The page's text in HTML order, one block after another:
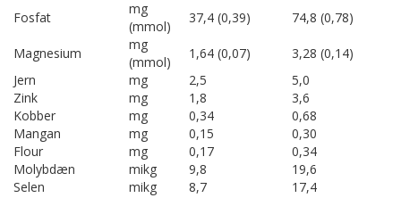
Fosfat
mg
(mmol)
37,4 (0,39) 74,8 (0,78)
Magnesium
mg
(mmol)
1,64 (0,07)
3,28 (0,14)
Jern
mg 2,5
5,0
Zink
mg 1,8
3,6
Kobber
mg 0,34
0,68
Mangan
mg 0,15
0,30
Flour
mg 0,17
0,34
Molybdæn
mikg 9,8
19,6
Selen
mikg 8,7
17,4